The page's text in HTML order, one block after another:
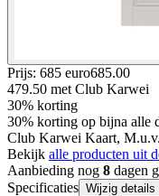
Prijs: 685 euro685.00
479.50 met Club Karwei
30% korting
30% korting op bijna alle
Club Karwei Kaart,
Bekijk alle producten uit
Aanbieding nog 8 dagen
Specificaties Wijzig details